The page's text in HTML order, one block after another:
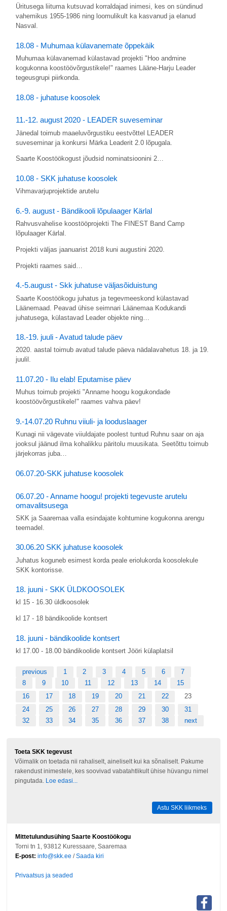
Üritusega liituma kutsuvad korraldajad inimesi, kes on sündinud
vahemikus 1955-1986 ning loomulikult ka kasvanud ja elanud
Nasval.
18.08 - Muhumaa külavanemate õppekäik
Muhumaa külavanemad külastavad projekti "Hoo andmine
kogukonna koostöövõrgustikele!" raames Lääne-Harju Leader
tegeusgrupi piirkonda.
18.08 - juhatuse koosolek
11.-12. august 2020 - LEADER suveseminar
Jänedal toimub maaeluvõrgustiku eestvõttel LEADER
suveseminar ja konkursi Märka Leaderit 2.0 lõpugala.
Saarte Koostöökogust jõudsid nominatsioonini 2…
10.08 - SKK juhatuse koosolek
Vihmavarjuprojektide arutelu
6.-9. august - Bändikooli lõpulaager Kärlal
Rahvusvahelise koostööprojekti The FINEST Band Camp
lõpulaager Kärlal.
Projekti väljas jaanuarist 2018 kuni augustini 2020.
Projekti raames said…
4.-5.august - Skk juhatuse väljasõiduistung
Saarte Koostöökogu juhatus ja tegevmeeskond külastavad
Läänemaad. Peavad ühise seimnari Läänemaa Kodukandi
juhatusega, külastavad Leader objekte ning…
18.-19. juuli - Avatud talude päev
2020. aastal toimub avatud talude päeva nädalavahetus 18. ja 19.
juulil.
11.07.20 - Ilu elab! Eputamise päev
Muhus toimub projekti "Anname hoogu kogukondade
koostöövõrgustikele!" raames vahva päev!
9.-14.07.20 Ruhnu viiuli- ja looduslaager
Kunagi nii vägevate viiuldajate poolest tuntud Ruhnu saar on aja
jooksul jäänud ilma kohalikku päritolu muusikata. Seetõttu toimub
järjekorras juba…
06.07.20-SKK juhatuse koosolek
06.07.20 - Anname hoogu! projekti tegevuste arutelu
omavalitsusega
SKK ja Saaremaa valla esindajate kohtumine kogukonna arengu
teemadel.
30.06.20 SKK juhatuse koosolek
Juhatus koguneb esimest korda peale eriolukorda koosolekule
SKK kontorisse.
18. juuni - SKK ÜLDKOOSOLEK
kl 15 - 16.30 üldkoosolek
kl 17 - 18 bändikoolide kontsert
18. juuni - bändikoolide kontsert
kl 17.00 - 18.00 bändikoolide kontsert Jööri külaplatsil
previous 1 2 3 4 5 6
7
8
9 10 11 12 13 14
15
16
17 18 19 20 21 22
23
24
25 26 27 28 29 30
31
32
33 34 35 36 37 38 next
Toeta SKK tegevust
Võimalik on toetada nii rahaliselt, aineliselt kui ka sõnaliselt. Pakume
rakendust inimestele, kes soovivad vabatahtlikult ühise hüvangu nimel
pingutada. Loe edasi...
Astu SKK liikmeks
Mittetulundusühing Saarte Koostöökogu
Torni tn 1, 93812 Kuressaare, Saaremaa
E-post: info@skk.ee /Saada kiri
Privaatsus ja seaded